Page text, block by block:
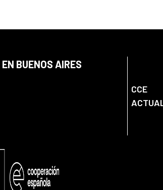
BUENOS AIRES
CCE